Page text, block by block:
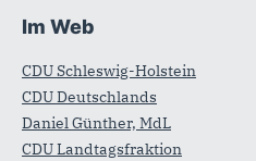
Im Web
CDU Schleswig-Holstein
CDU Deutschlands
Daniel Günther, MdL
CDU Landtagsfraktion